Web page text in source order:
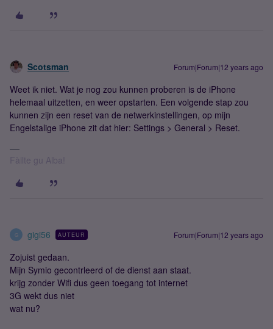
Scotsman Forum|Forum|12 years ago
Weet ik niet. Wat je nog zou kunnen proberen is de iPhone
helemaal uitzetten, en weer opstarten. Een volgende stap zou
kunnen zijn een reset van de netwerkinstellingen, op mijn
Engelstalige iPhone zit dat hier: Settings > General > Reset.
Fàilte gu Alba!
G gigi56 AUTEUR Forum|Forum|12 years ago
Zojuist gedaan.
Mijn Symio gecontrleerd of de dienst aan staat.
krijg zonder Wifi dus geen toegang tot internet
3G wekt dus niet
wat nu?